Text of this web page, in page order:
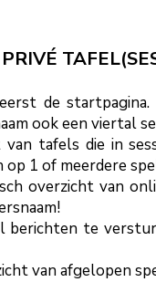
de
ook een viertal
tafels die in
1 of meerdere
overzicht van
te
van afgelopen